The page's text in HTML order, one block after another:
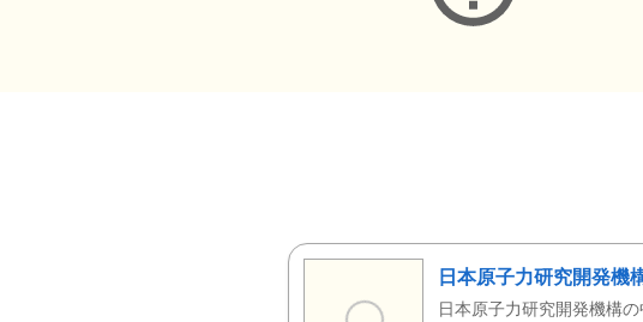
日本原子力研究開発機
日本原子力研究開発機構